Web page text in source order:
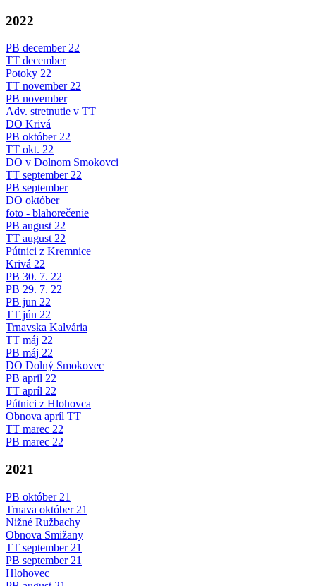
2022
PB december 22
TT december
Potoky 22
TT november 22
PB november
Adv. stretnutie v TT
DO Krivá
PB október 22
TT okt. 22
DO v Dolnom Smokovci
TT september 22
PB september
DO október
foto - blahorečenie
PB august 22
TT august 22
Pútnici z Kremnice
Krivá 22
PB 30. 7. 22
PB 29. 7. 22
PB jun 22
TT jún 22
Trnavska Kalvária
TT máj 22
PB máj 22
DO Dolný Smokovec
PB april 22
TT apríl 22
Pútnici z Hlohovca
Obnova apríl TT
TT marec 22
PB marec 22
2021
PB október 21
Trnava október 21
Nižné Ružbachy
Obnova Smižany
TT september 21
PB september 21
Hlohovec